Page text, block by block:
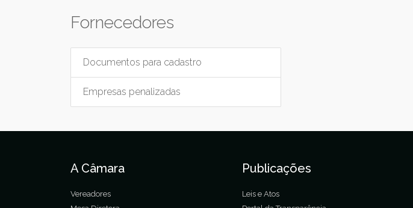
Fornecedores
Documentos para cadastro
Empresas penalizadas
A Câmara
Vereadores
Publicações
Leis e Atos